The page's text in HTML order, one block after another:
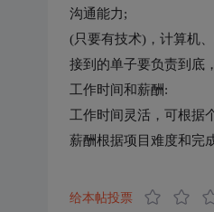
沟通能力;
(只要有技术)，计算机
接到的单子要负责到底
工作时间和薪酬:
工作时间灵活，可根据
薪酬根据项目难度和完
给本帖投票